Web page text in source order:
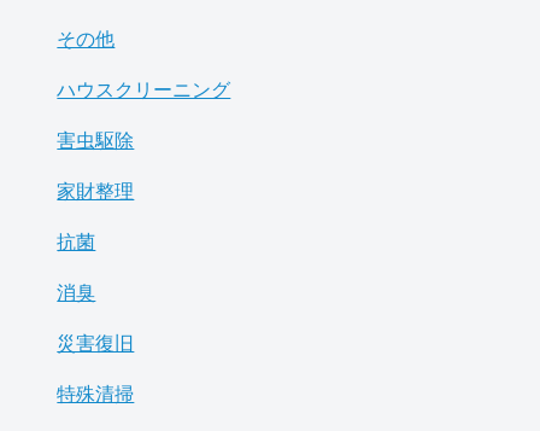
その他
ハウスクリーニング
害虫駆除
家財整理
抗菌
消臭
災害復旧
特殊清掃